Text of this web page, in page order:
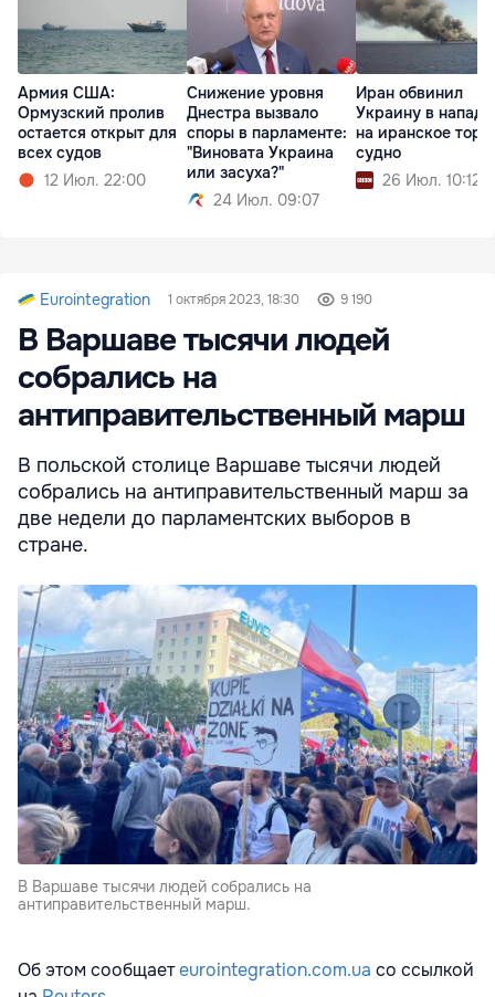
Армия США:
Ормузский пролив
остается открыт для
всех судов
12 Июл. 22:00
Снижение уровня
Днестра вызвало
споры в парламенте:
"Виновата Украина
или засуха?"
24 Июл. 09:07
Иран обвинил
Украину в
на иранское
судно
26 Июл. 10:12
Eurointegration 1 октября 2023, 18:30 9 190
В Варшаве тысячи людей
собрались на
антиправительственный марш
В польской столице Варшаве тысячи людей
собрались на антиправительственный марш за
две недели до парламентских выборов в
стране.
В Варшаве тысячи людей собрались на
антиправительственный марш.
Об этом сообщаетeurointegration.com.ua со ссылкой